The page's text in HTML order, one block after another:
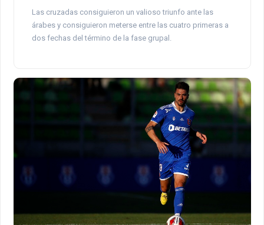
Las cruzadas consiguieron un valioso triunfo ante las
árabes y consiguieron meterse entre las cuatro primeras a
dos fechas del término de la fase grupal.